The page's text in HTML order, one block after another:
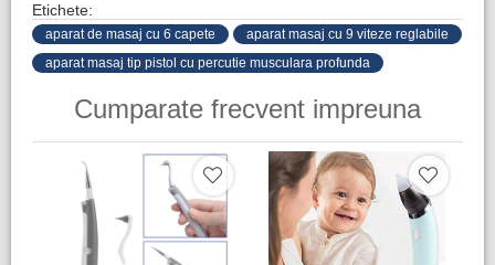
Etichete:
aparat de masaj cu 6 capete
aparat masaj cu 9 viteze reglabile
aparat masaj tip pistol cu percutie musculara profunda
Cumparate frecvent impreuna